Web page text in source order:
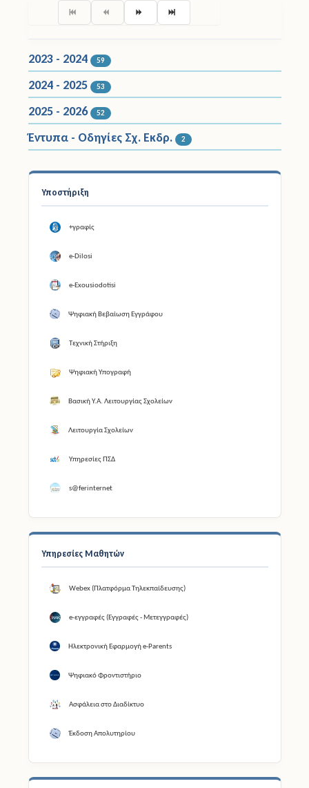
Υποστήριξη
+γραφίς
e-Dilosi
e-Exousiodotisi
Ψηφιακή Βεβαίωση Εγγράφου
Τεχνική Στήριξη
Ψηφιακή Υπογραφή
Βασική Υ.Α. Λειτουργίας Σχολείων
Λειτουργία Σχολείων
Υπηρεσίες ΠΣΔ
s@ferinternet
Υπηρεσίες Μαθητών
Webex (Πλατφόρμα Τηλεκπαίδευσης)
e-εγγραφές (Εγγραφές - Μετεγγραφές)
Ηλεκτρονική Εφαρμογή e-Parents
Ψηφιακό Φροντιστήριο
Ασφάλεια στο Διαδίκτυο
Έκδοση Απολυτηρίου
2023 - 2024 59
2024 - 2025 53
2025 - 2026 52
Έντυπα - Οδηγίες Σχ. Εκδρ. 2